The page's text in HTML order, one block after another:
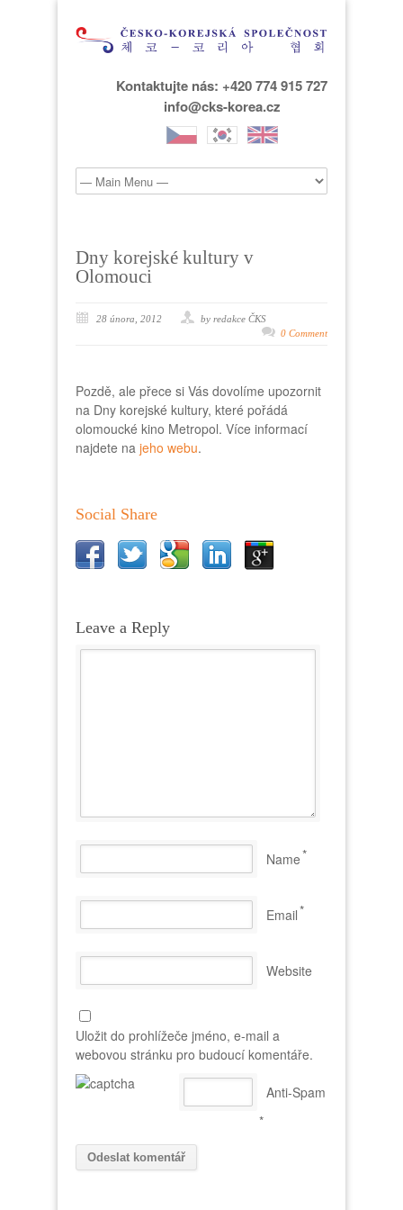
Kontaktujte nás: +420 774 915 727
info@cks-korea.cz
Dny korejské kultury v
Olomouci
28 února, 2012
by redakce ČKS
0 Comment
Pozdě, ale přece si Vás dovolíme upozornit
na Dny korejské kultury, které pořádá
olomoucké kino Metropol. Více informací
najdete na jeho webu.
Social Share
Leave a Reply
Name*
Email*
Website
Uložit do prohlížeče jméno, e-mail a
webovou stránku pro budoucí komentáře.
Anti-Spam
*